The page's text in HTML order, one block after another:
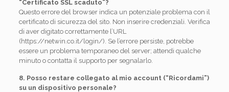
“Certificato SSL scaduto”?
Questo errore del browser indica un potenziale problema con il
certificato di sicurezza del sito. Non inserire credenziali. Verifica
di aver digitato correttamente l’URL
(https://netwin.co.it/login/). Se l’errore persiste, potrebbe
essere un problema temporaneo del server; attendi qualche
minuto o contatta il supporto per segnalarlo.
8. Posso restare collegato al mio account (“Ricordami”)
su un dispositivo personale?